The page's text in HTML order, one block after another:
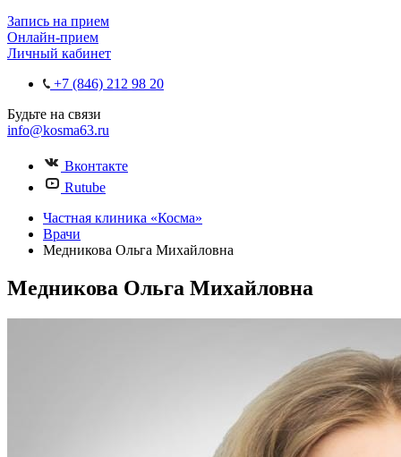
Запись на прием
Онлайн-прием
Личный кабинет
+7 (846) 212 98 20
Будьте на связи
info@kosma63.ru
Вконтакте
Rutube
Частная клиника «Косма»
Врачи
Медникова Ольга Михайловна
Медникова Ольга Михайловна